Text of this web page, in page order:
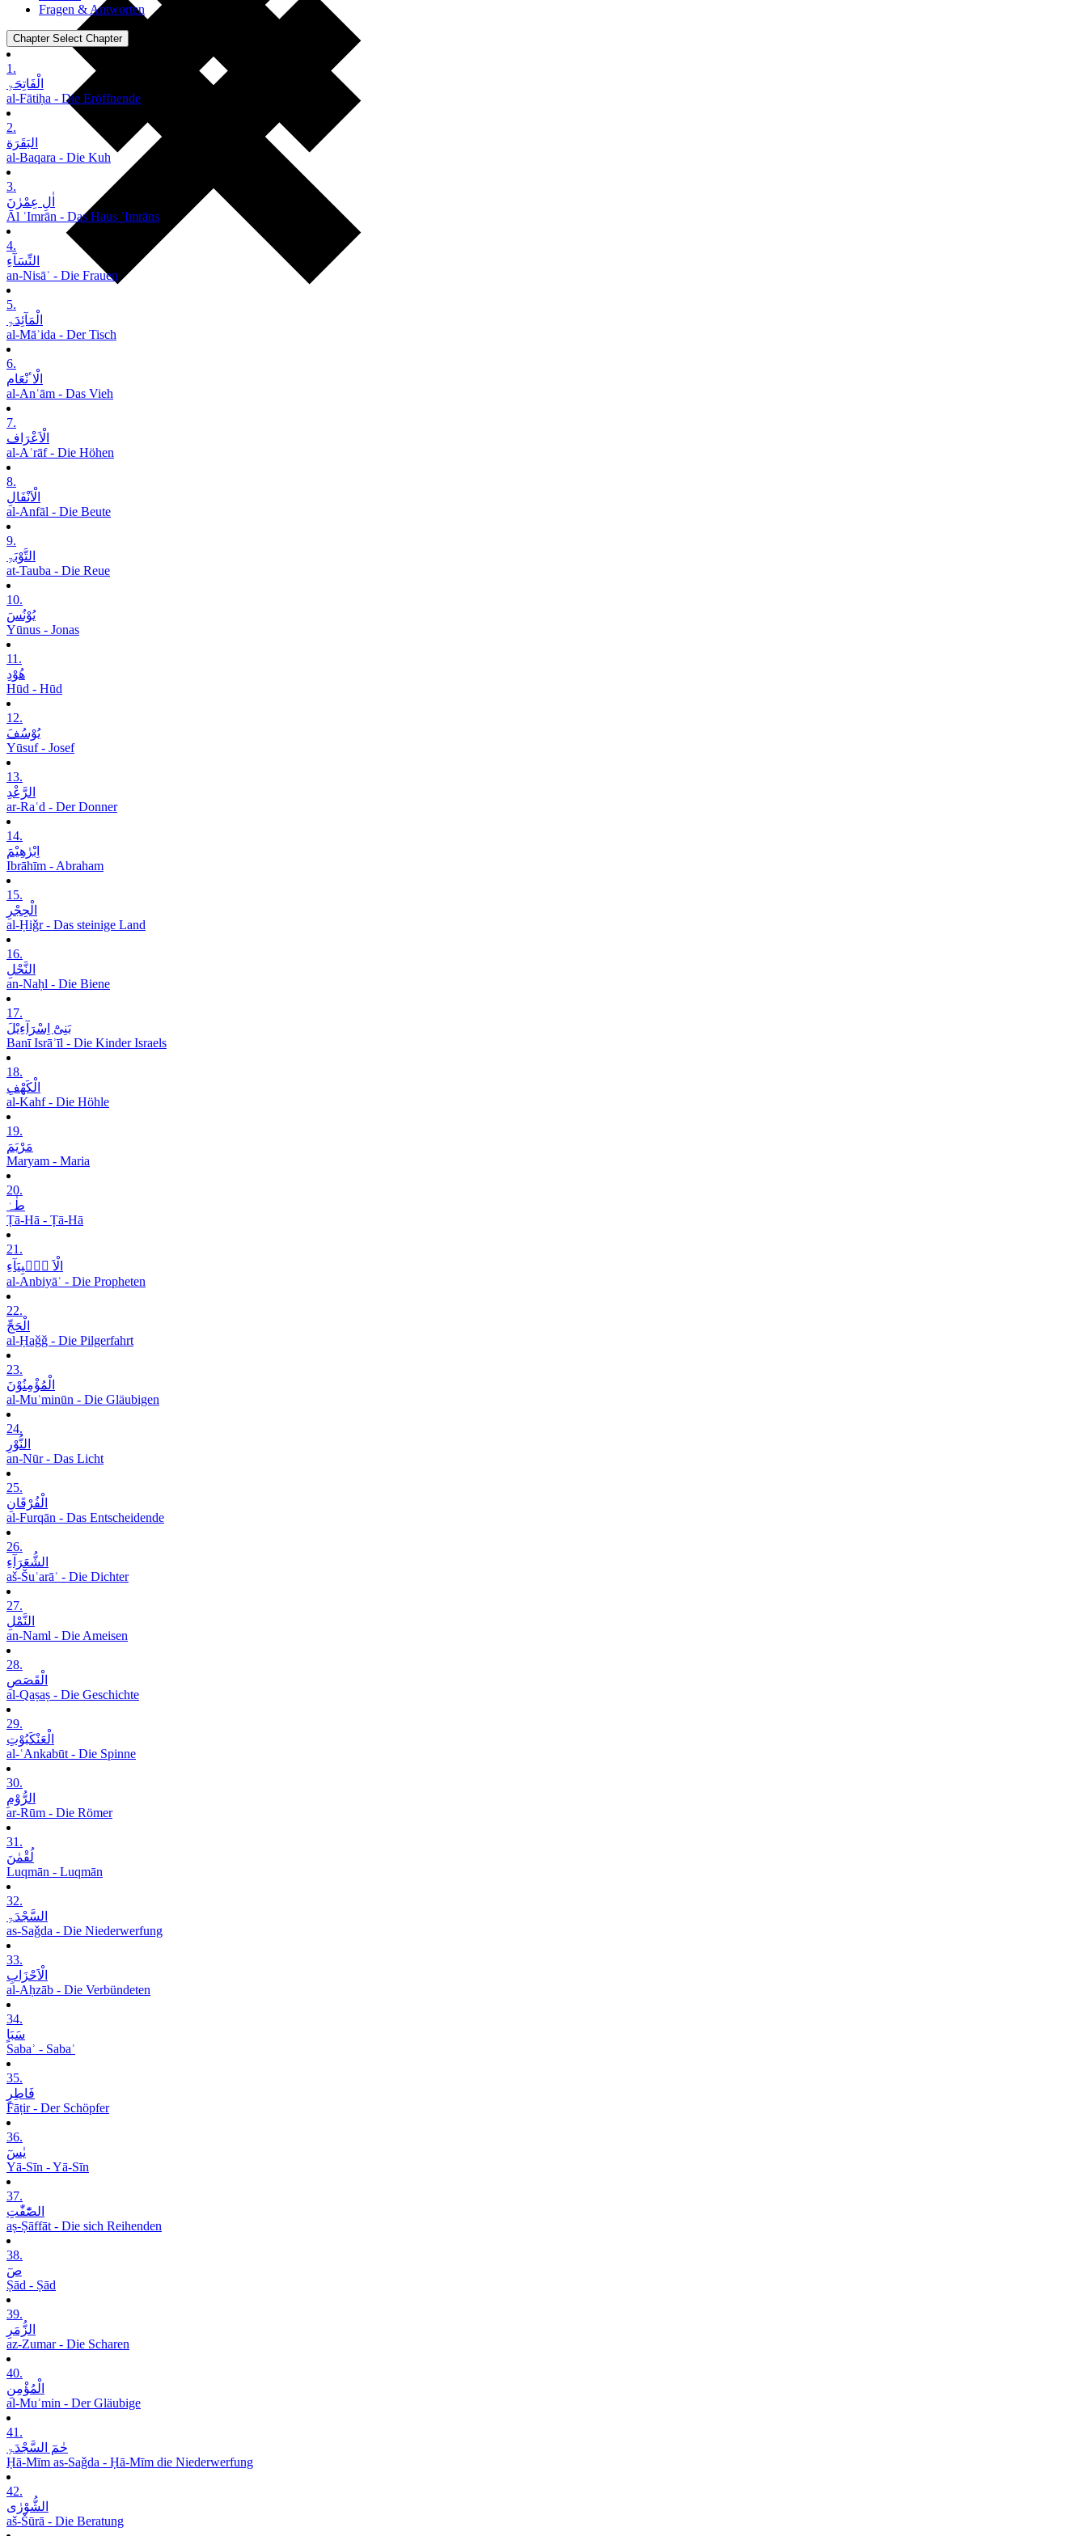
Fragen & Antworten
Chapter Select Chapter
1.
الْفَاتِحَۃِ
al-Fātiḥa - Die Eröffnende
2.
البَقَرَة
al-Baqara - Die Kuh
3.
اٰلِ عِمْرٰنَ
Āl ʿImrān - Das Haus ʿImrāns
4.
النِّسَآءِ
an-Nisāʾ - Die Frauen
5.
الْمَآئِدَۃِ
al-Māʾida - Der Tisch
6.
الْاٴنْعَام
al-Anʿām - Das Vieh
7.
الْاَعْرَاف
al-Aʿrāf - Die Höhen
8.
الْاَنْفَالِ
al-Anfāl - Die Beute
9.
التَّوْبَۃِ
at-Tauba - Die Reue
10.
یُوْنُسَ
Yūnus - Jonas
11.
ھُوْدِ
Hūd - Hūd
12.
یُوْسُفَ
Yūsuf - Josef
13.
الرَّعْدِ
ar-Raʿd - Der Donner
14.
اِبْرٰھِیْمَ
Ibrāhīm - Abraham
15.
الْحِجْرِ
al-Ḥiǧr - Das steinige Land
16.
النَّحْلِ
an-Naḥl - Die Biene
17.
بَنِیْٓ اِسْرَآءِیْلَ
Banī Isrāʾīl - Die Kinder Israels
18.
الْکَھْفِ
al-Kahf - Die Höhle
19.
مَرْیَمَ
Maryam - Maria
20.
طٰہٰ
Ṭā-Hā - Ṭā-Hā
21.
الْاَ نۡۢبِیَآءِ
al-Anbiyāʾ - Die Propheten
22.
الْحَجِّ
al-Ḥaǧǧ - Die Pilgerfahrt
23.
الْمُؤْمِنُوْنَ
al-Muʾminūn - Die Gläubigen
24.
النُّوْرِ
an-Nūr - Das Licht
25.
الْفُرْقَانِ
al-Furqān - Das Entscheidende
26.
الشُّعَرَآءِ
aš-Šuʿarāʾ - Die Dichter
27.
النَّمْلِ
an-Naml - Die Ameisen
28.
الْقَصَصِ
al-Qaṣaṣ - Die Geschichte
29.
الْعَنْکَبُوْتِ
al-ʿAnkabūt - Die Spinne
30.
الرُّوْمِ
ar-Rūm - Die Römer
31.
لُقْمٰنَ
Luqmān - Luqmān
32.
السَّجْدَۃِ
as-Saǧda - Die Niederwerfung
33.
الْاَحْزَابِ
al-Aḥzāb - Die Verbündeten
34.
سَبَاٍ
Sabaʾ - Sabaʾ
35.
فَاطِرٍ
Fāṭir - Der Schöpfer
36.
یٰسٓ
Yā-Sīn - Yā-Sīn
37.
الصّٰٓفّٰتِ
aṣ-Ṣāffāt - Die sich Reihenden
38.
صٓ
Ṣād - Ṣād
39.
الزُّمَرِ
az-Zumar - Die Scharen
40.
الْمُؤْمِنِ
al-Muʾmin - Der Gläubige
41.
حٰمٓ السَّجْدَۃِ
Ḥā-Mīm as-Saǧda - Ḥā-Mīm die Niederwerfung
42.
الشُّوْرٰی
aš-Šūrā - Die Beratung